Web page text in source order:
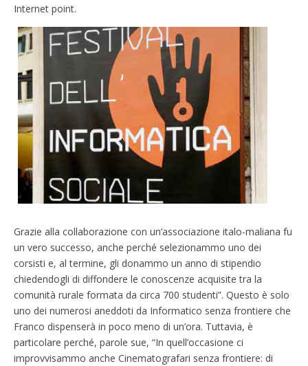
Internet point.
Grazie alla collaborazione con un’associazione italo-maliana fu
un vero successo, anche perché selezionammo uno dei
corsisti e, al termine, gli donammo un anno di stipendio
chiedendogli di diffondere le conoscenze acquisite tra la
comunità rurale formata da circa 700 studenti”. Questo è solo
uno dei numerosi aneddoti da Informatico senza frontiere che
Franco dispenserà in poco meno di un’ora. Tuttavia, è
particolare perché, parole sue, “In quell’occasione ci
improvvisammo anche Cinematografari senza frontiere: di